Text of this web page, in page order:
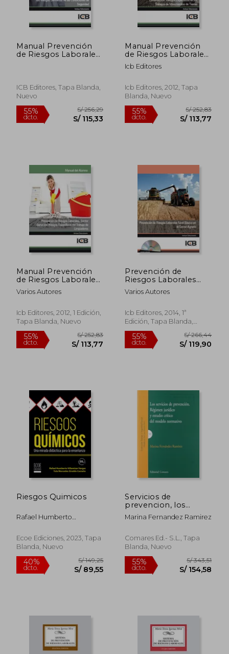
S/ 116,89
55%
dcto.
S/ 163,21 55%
dcto.
Manual Prevención
de Riesgos Laborales:
Seguridad
ICB Editores, Tapa Blanda,
Nuevo
Manual Prevención
de Riesgos Laborales.
Sector Construcción.
Riesgos Específicos
Movimientos de
Tierras
Icb Editores
Icb Editores, 2012, Tapa
Blanda, Nuevo
Manual Prevención
de Riesgos Laborales.
Sector Servicios:
Riesgos Específicos
Limpiadores
Varios Autores
Icb Editores, 2012, 1 Edición,
Tapa Blanda, Nuevo
Prevención de
Riesgos Laborales
Nivel Básico en el
Sector Agrario-
Multimedia
Varios Autores
Icb Editores, 2014, 1ª
Edición, Tapa Blanda,
Nuevo
Riesgos Quimicos
Rafael Humberto
Mercedes Giraldo Castaño
Ecoe Ediciones, 2023, Tapa
Blanda, Nuevo
Servicios de
prevencion, los
(Trabajo Y Seguridad
Social)
Marina Fernandez Ramirez
Comares Ed.- S.L., Tapa
Blanda, Nuevo